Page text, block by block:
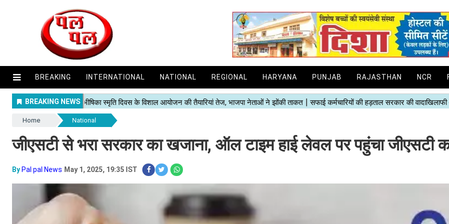
BREAKING INTERNATIONAL NATIONAL REGIONAL HARYANA PUNJAB RAJASTHAN NCR
Home National
जीएसटी से भरा सरकार का खजाना, ऑल टाइम हाई लेवल पर पहुंचा जीएसटी
By Pal pal News May 1, 2025, 19:35 IST